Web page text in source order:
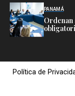
PANAMÁ
Política de